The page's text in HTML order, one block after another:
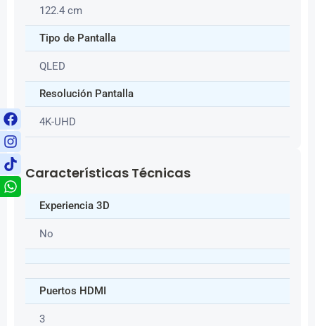
122.4 cm
Tipo de Pantalla
QLED
Resolución Pantalla
4K-UHD
Características Técnicas
Experiencia 3D
No
Puertos HDMI
3